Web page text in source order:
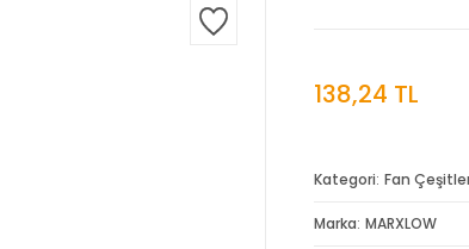
138,24 TL
Kategori Fan
Marka MARXLOW